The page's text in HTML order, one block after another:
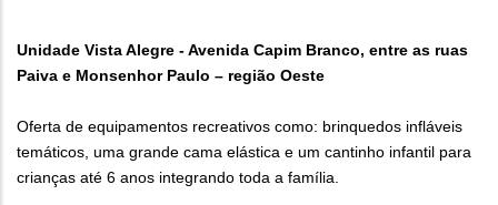
Unidade Vista Alegre - Avenida Capim Branco, entre as ruas
Paiva e Monsenhor Paulo – região Oeste
Oferta de equipamentos recreativos como: brinquedos infláveis
temáticos, uma grande cama elástica e um cantinho infantil para
crianças até 6 anos integrando toda a família.